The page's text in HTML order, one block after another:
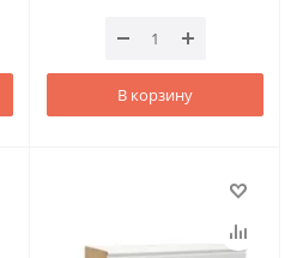
В корзину